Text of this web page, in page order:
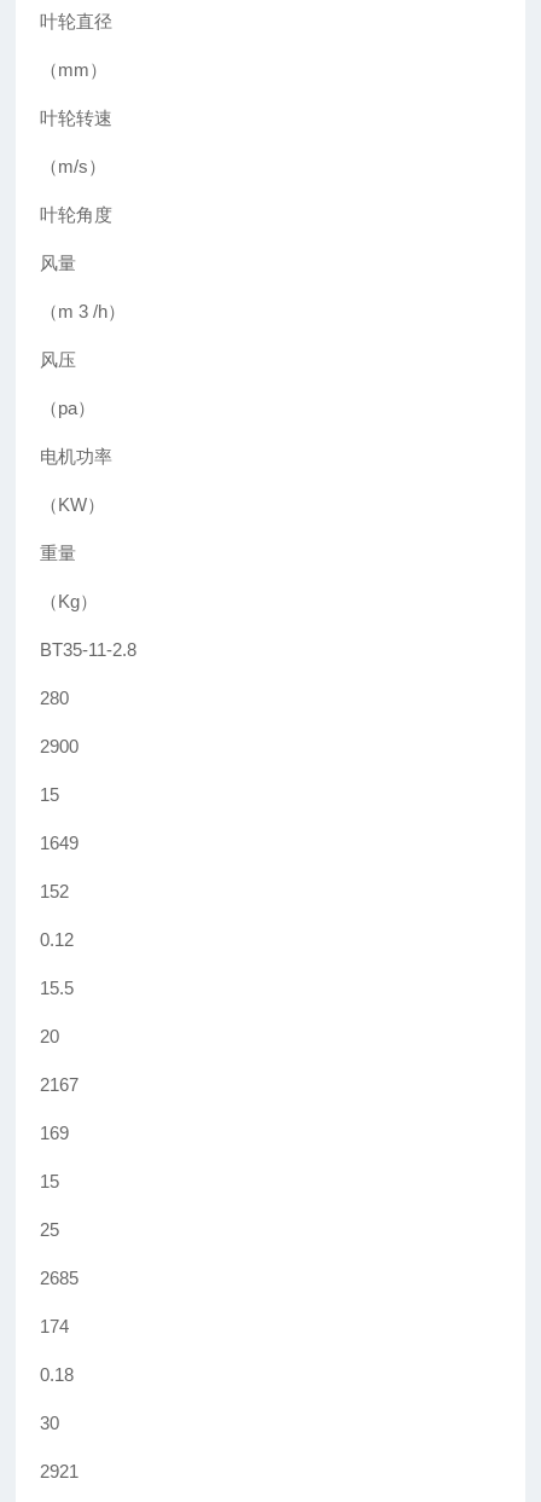
叶轮直径
（mm）
叶轮转速
（m/s）
叶轮角度
风量
（m 3 /h）
风压
（pa）
电机功率
（KW）
重量
（Kg）
BT35-11-2.8
280
2900
15
1649
152
0.12
15.5
20
2167
169
15
25
2685
174
0.18
30
2921